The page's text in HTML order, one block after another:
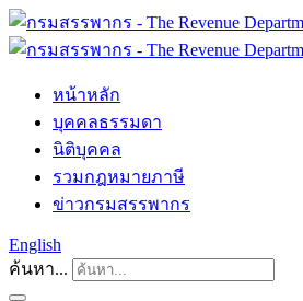
หน้าหลัก
บุคคลธรรมดา
นิติบุคคล
รวมกฎหมายภาษี
ข่าวกรมสรรพากร
English
ค้นหา...